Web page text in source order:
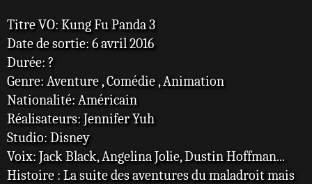
Titre VO: Kung Fu Panda 3
Date de sortie: 6 avril 2016
Durée: ?
Genre: Aventure , Comédie , Animation
Nationalité: Américain
Réalisateurs: Jennifer Yuh
Studio: Disney
Voix: Jack Black, Angelina Jolie, Dustin Hoffman...
Histoire : La suite des aventures du maladroit mais